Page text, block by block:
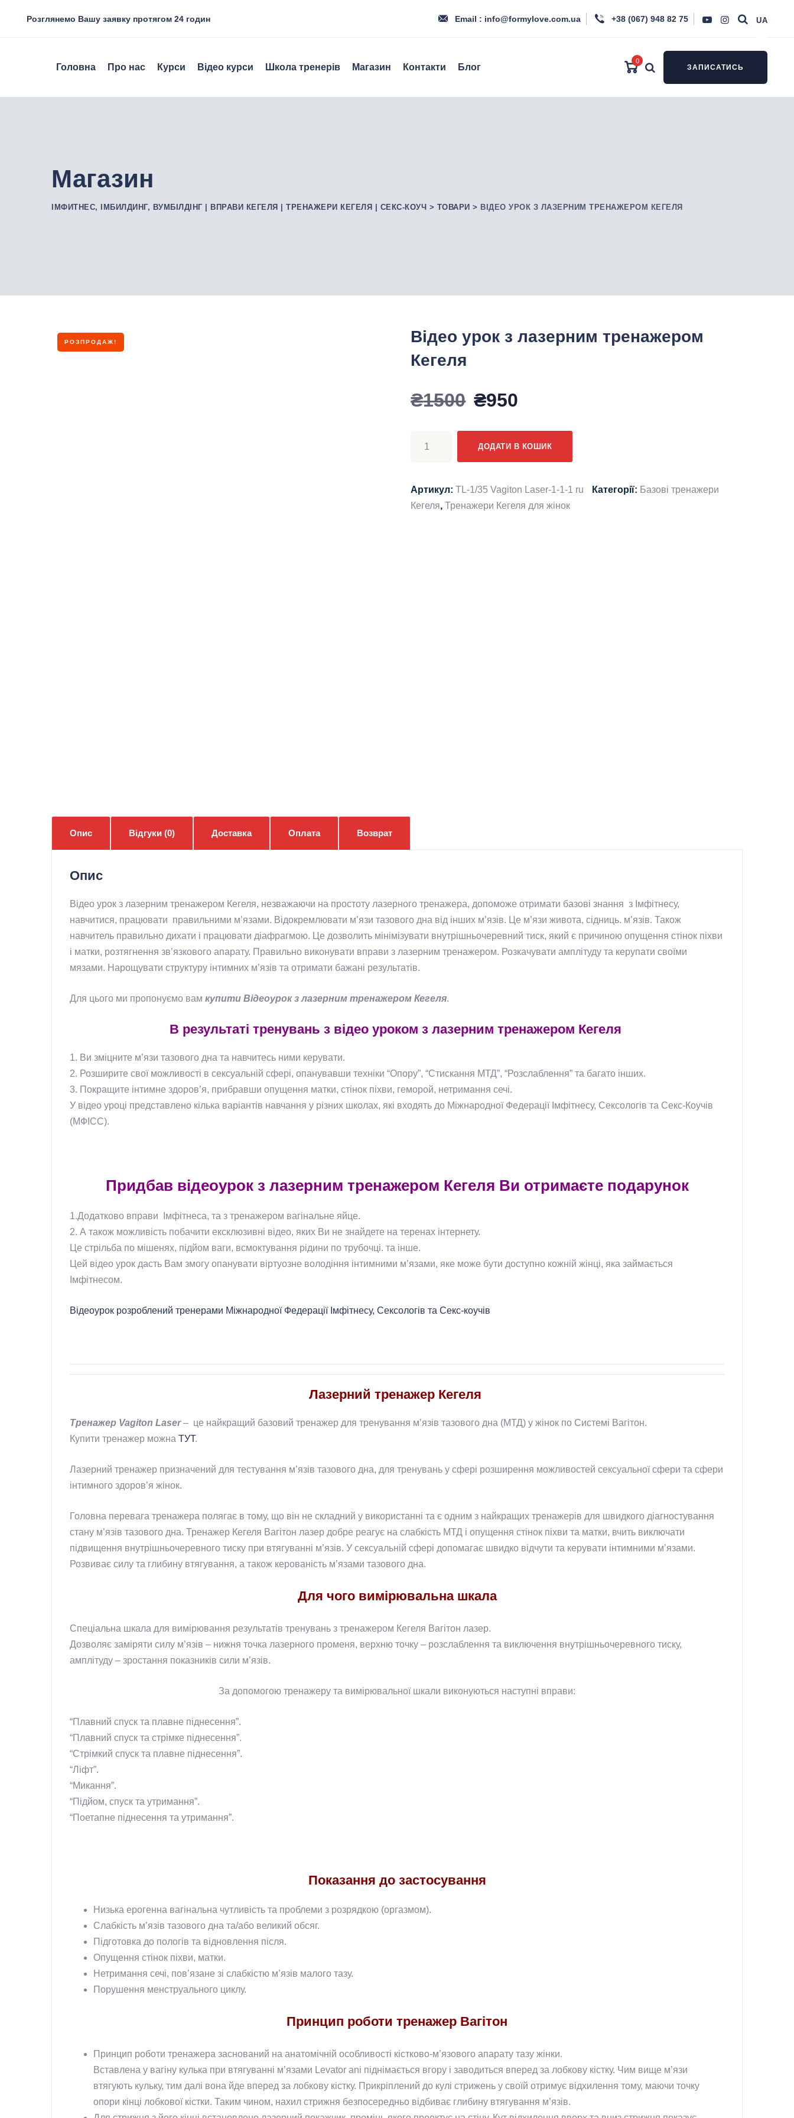
Розглянемо Вашу заявку протягом 24 годин Email : info@formylove.com.ua +38 (067) 948 82 75 UA
Головна Про нас Курси Відео курси Школа тренерів Магазин Контакти Блог
0
ЗАПИСАТИСЬ
Магазин
ІМФИТНЕС, ІМБИЛДИНГ, ВУМБІЛДІНГ | ВПРАВИ КЕГЕЛЯ | ТРЕНАЖЕРИ КЕГЕЛЯ | СЕКС-КОУЧ > ТОВАРИ > ВІДЕО УРОК З ЛАЗЕРНИМ ТРЕНАЖЕРОМ КЕГЕЛЯ
РОЗПРОДАЖ!
Відео урок з лазерним тренажером
Кегеля
₴1500 Оригінальна
ціна:
₴1500.
₴950
ціна:
₴950.
лазерним
тренажером
ДОДАТИ В КОШИК
Артикул:TL-1/35 Vagiton Laser-1-1-1 ru Категорії: Базові тренажери
Кегеля,Тренажери Кегеля для жінок
Опис Відгуки (0) Доставка Оплата Возврат
Опис
Відео урок з лазерним тренажером Кегеля, незважаючи на простоту лазерного тренажера, допоможе отримати базові знання з Імфітнесу,
навчитися, працювати правильними м’язами. Відокремлювати м’язи тазового дна від інших м’язів. Це м’язи живота, сідниць. м’язів. Також
навчитель правильно дихати і працювати діафрагмою. Це дозволить мінімізувати внутрішньочеревний тиск, який є причиною опущення стінок піхви
і матки, розтягнення зв’язкового апарату. Правильно виконувати вправи з лазерним тренажером. Розкачувати амплітуду та керупати своїми
мязами. Нарощувати структуру інтимних м’язів та отримати бажані результатів.
Для цього ми пропонуємо вам купити Відеоурок з лазерним тренажером Кегеля.
В результаті тренувань з відео уроком з лазерним тренажером Кегеля
1. Ви зміцните м’язи тазового дна та навчитесь ними керувати.
2. Розширите свої можливості в сексуальній сфері, опанувавши техніки “Опору”, “Стискання МТД”, “Розслаблення” та багато інших.
3. Покращите інтимне здоров’я, прибравши опущення матки, стінок піхви, геморой, нетримання сечі.
У відео уроці представлено кілька варіантів навчання у різних школах, які входять до Міжнародної Федерації Імфітнесу, Сексологів та Секс-Коучів
(МФІСС).
Придбав відеоурок з лазерним тренажером Кегеля Ви отримаєте подарунок
1.Додатково вправи Імфітнеса, та з тренажером вагінальне яйце.
2. А також можливість побачити ексклюзивні відео, яких Ви не знайдете на теренах інтернету.
Це стрільба по мішенях, підйом ваги, всмоктування рідини по трубочці. та інше.
Цей відео урок дасть Вам змогу опанувати віртуозне володіння інтимними м’язами, яке може бути доступно кожній жінці, яка займається
Імфітнесом.
Відеоурок розроблений тренерами Міжнародної Федерації Імфітнесу, Сексологів та Секс-коучів
Лазерний тренажер Кегеля
Тренажер Vagiton Laser– це найкращий базовий тренажер для тренування м’язів тазового дна (МТД) у жінок по Системі Вагітон.
Купити тренажер можна ТУТ.
Лазерний тренажер призначений для тестування м’язів тазового дна, для тренувань у сфері розширення можливостей сексуальної сфери та сфери
інтимного здоров’я жінок.
Головна перевага тренажера полягає в тому, що він не складний у використанні та є одним з найкращих тренажерів для швидкого діагностування
стану м’язів тазового дна. Тренажер Кегеля Вагітон лазер добре реагує на слабкість МТД і опущення стінок піхви та матки, вчить виключати
підвищення внутрішньочеревного тиску при втягуванні м’язів. У сексуальній сфері допомагає швидко відчути та керувати інтимними м’язами.
Розвиває силу та глибину втягування, а також керованість м’язами тазового дна.
Для чого вимірювальна шкала
Спеціальна шкала для вимірювання результатів тренувань з тренажером Кегеля Вагітон лазер.
Дозволяє заміряти силу м’язів – нижня точка лазерного променя, верхню точку – розслаблення та виключення внутрішньочеревного тиску,
амплітуду – зростання показників сили м’язів.
За допомогою тренажеру та вимірювальної шкали виконуються наступні вправи:
“Плавний спуск та плавне піднесення”.
“Плавний спуск та стрімке піднесення”.
“Стрімкий спуск та плавне піднесення”.
“Ліфт”.
“Микання”.
“Підйом, спуск та утримання”.
“Поетапне піднесення та утримання”.
Показання до застосування
Низька ерогенна вагінальна чутливість та проблеми з розрядкою (оргазмом).
Слабкість м’язів тазового дна та/або великий обсяг.
Підготовка до пологів та відновлення після.
Опущення стінок піхви, матки.
Нетримання сечі, пов’язане зі слабкістю м’язів малого тазу.
Порушення менструального циклу.
Принцип роботи тренажер Вагітон
Принцип роботи тренажера заснований на анатомічній особливості кістково-м’язового апарату тазу жінки.
Вставлена ​​у вагіну кулька при втягуванні м’язами Levator ani піднімається вгору і заводиться вперед за лобкову кістку. Чим вище м’язи
втягують кульку, тим далі вона йде вперед за лобкову кістку. Прикріплений до кулі стрижень у своїй отримує відхилення тому, маючи точку
опори кінці лобкової кістки. Таким чином, нахил стрижня безпосередньо відбиває глибину втягування м’язів.